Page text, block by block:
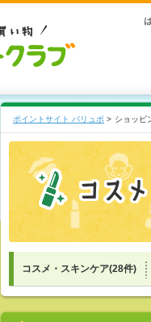
ポイントサイト バリュポ > ショッピ
コスメ・スキンケア(28件)